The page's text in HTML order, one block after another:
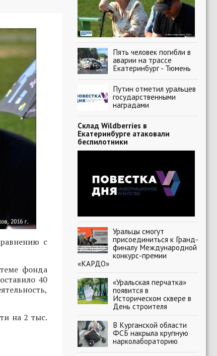
с
фонда
40
на 2 тыс.
Пять человек погибли в
аварии на трассе
Екатеринбург - Тюмень
Путин отметил уральцев
государственными
наградами
Склад Wildberries в
Екатеринбурге атаковали
беспилотники
Уральцы смогут
присоединиться к Гранд-
финалу Международной
конкурс-премии
«КАРДО»
«Уральская перчатка»
появится в
Историческом сквере в
День строителя
В Курганской области
ФСБ накрыла крупную
нарколабораторию